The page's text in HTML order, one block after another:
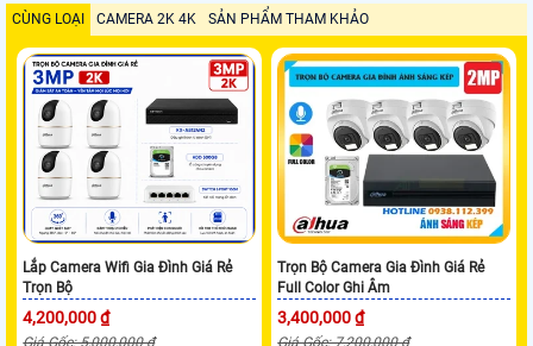
CÙNG LOẠI CAMERA 2K 4K SẢN PHẨM THAM KHẢO
Lắp Camera Wifi Gia Đình Giá Rẻ
Trọn Bộ
4,200,000 ₫
Giá Gốc: 5,000,000 ₫
Trọn Bộ Camera Gia Đình Giá Rẻ
Full Color Ghi Âm
3,400,000 ₫
Giá Gốc: 7,200,000 ₫